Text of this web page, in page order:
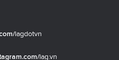
lagdotvn
lag.vn